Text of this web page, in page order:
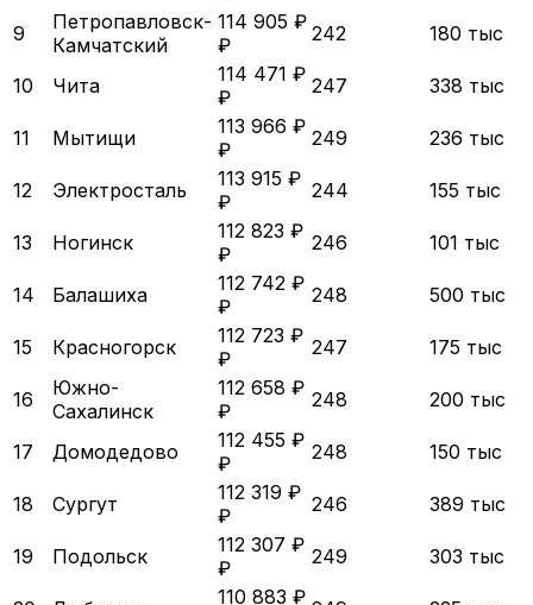
9
Петропавловск-
Камчатский
114 905 ₽
₽
242 180 тыс
10 Чита
114 471 ₽
₽
247 338 тыс
11 Мытищи
113 966 ₽
₽
249 236 тыс
12 Электросталь
113 915 ₽
₽
244 155 тыс
13 Ногинск
112 823 ₽
₽
246 101 тыс
14 Балашиха
112 742 ₽
₽
248 500 тыс
15 Красногорск
112 723 ₽
₽
247 175 тыс
16
Южно-
Сахалинск
112 658 ₽
₽
248 200 тыс
17 Домодедово
112 455 ₽
₽
248 150 тыс
18 Сургут
112 319 ₽
₽
246 389 тыс
19 Подольск
112 307 ₽
₽
249 303 тыс
110 883 ₽